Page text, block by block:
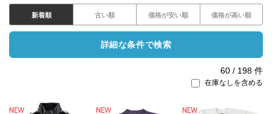
新着順 古い順 価格が安い順 価格が高い順
詳細な条件で検索
60 / 198 件
在庫なしを含める